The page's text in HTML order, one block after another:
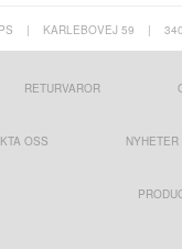
| KARLEBOVEJ 59 |
RETURVAROR
OSS